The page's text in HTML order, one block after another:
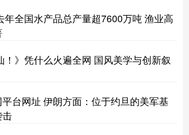
年全国水产品总产量超7600万吨 渔业高
！》凭什么火遍全网 国风美学与创新叙
台网址 伊朗方面：位于约旦的美军基
击